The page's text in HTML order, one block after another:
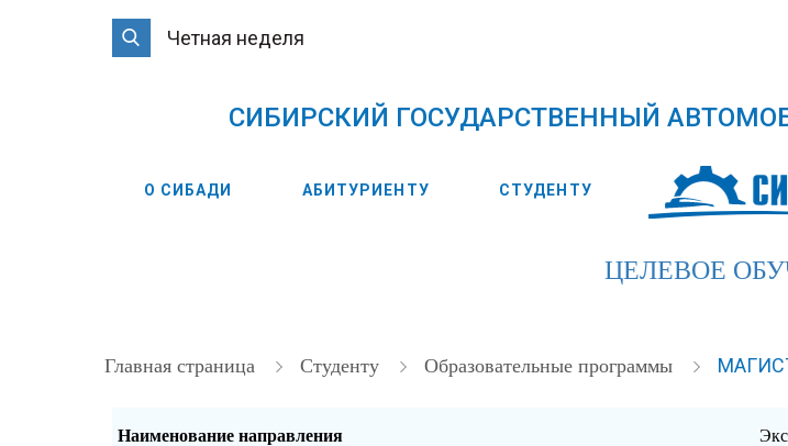
Четная неделя
CИБИРСКИЙ ГОСУДАРСТВЕННЫЙ
О СИБАДИ АБИТУРИЕНТУ СТУДЕНТУ
ЦЕЛЕВОЕ
Главная страница Студенту Образовательные программы
Наименование направления